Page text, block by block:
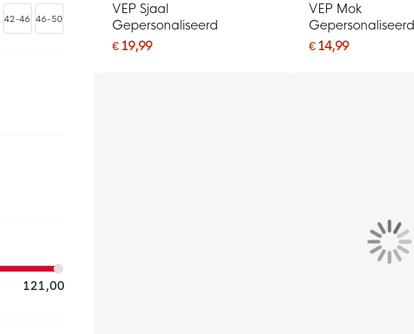
VEP Sjaal
Gepersonaliseerd
€ 19,99
VEP Mok
Gepersonaliseerd
€ 14,99
42-46 46-50
121,00